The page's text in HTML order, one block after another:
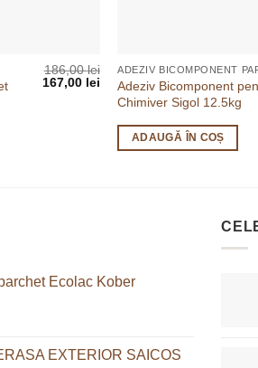
186,00lei
Prețul
167,00 leiPrețul
curent
este:
ADEZIV BICOMPONENT
Adeziv Bicomponent
Chimiver Sigol 12.5kg
ADAUGĂ ÎN COȘ
Ecolac Kober
EXTERIOR SAICOS